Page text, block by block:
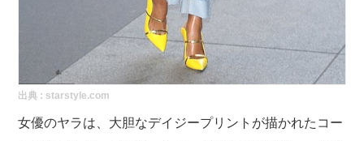
出典 : starstyle.com
女優のヤラは、大胆なデイジープリントが描かれたコー